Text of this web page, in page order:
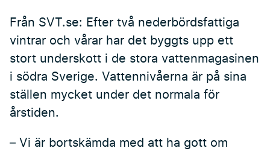
Från SVT.se: Efter två nederbördsfattiga
vintrar och vårar har det byggts upp ett
stort underskott i de stora vattenmagasinen
i södra Sverige. Vattennivåerna är på sina
ställen mycket under det normala för
årstiden.
– Vi är bortskämda med att ha gott om